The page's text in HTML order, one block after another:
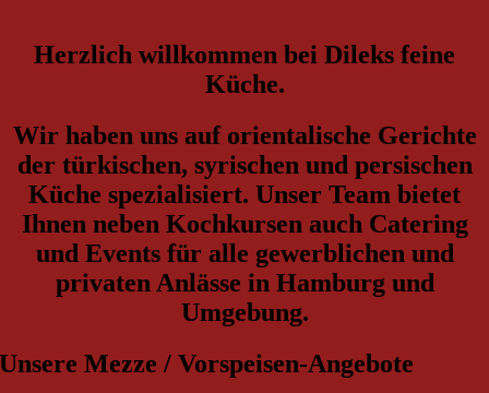
Herzlich willkommen bei Dileks feine
Küche.
Wir haben uns auf orientalische Gerichte
der türkischen, syrischen und persischen
Küche spezialisiert. Unser Team bietet
Ihnen neben Kochkursen auch Catering
und Events für alle gewerblichen und
privaten Anlässe in Hamburg und
Umgebung.
Unsere Mezze / Vorspeisen-Angebote